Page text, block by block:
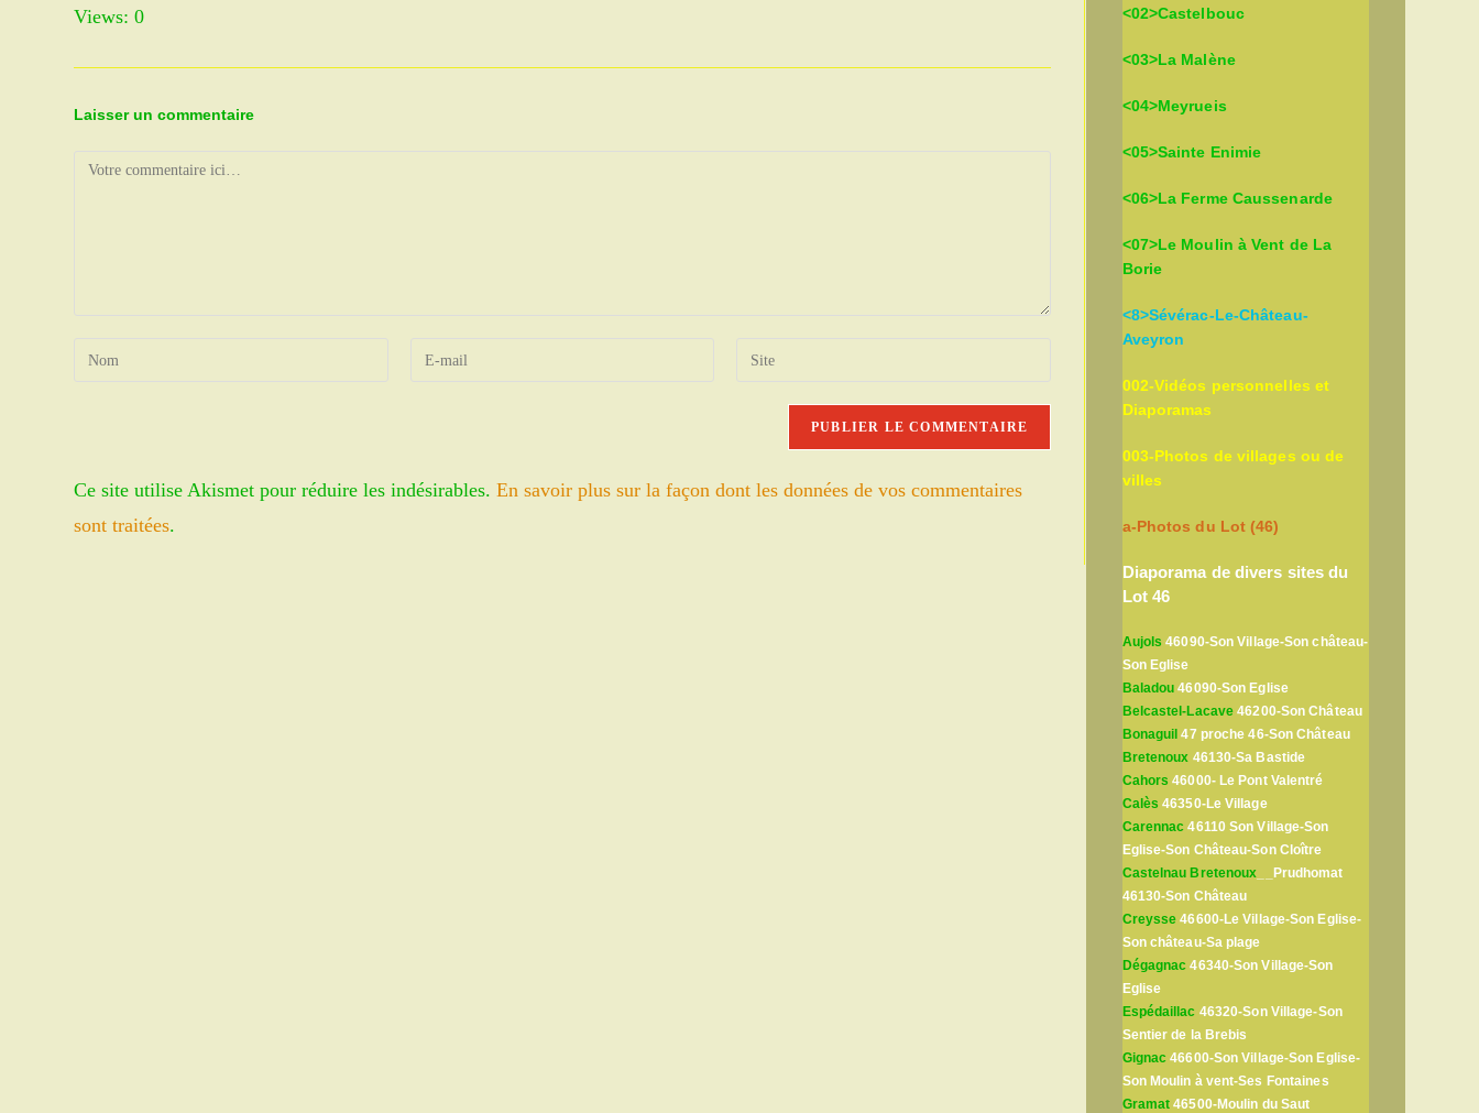
Views: 0
Laisser un commentaire
Comment
Enter
to
Enter
comment
Saisir
(facultatif)
Ce site utilise Akismet pour réduire les indésirables.En savoir plus sur la façon dont les données de vos commentaires
sont traitées.
<02>Castelbouc
<03>La Malène
<04>Meyrueis
<05>Sainte Enimie
<06>La Ferme Caussenarde
<07>Le Moulin à Vent de La
Borie
<8>Sévérac-Le-Château-
Aveyron
002-Vidéos personnelles et
Diaporamas
003-Photos de villages ou de
villes
a-Photos du Lot (46)
Diaporama de divers sites du
Lot 46
Aujols 46090-Son Village-Son château-
Son Eglise
Baladou 46090-Son Eglise
Belcastel-Lacave 46200-Son Château
Bonaguil 47 proche 46-Son Château
Bretenoux 46130-Sa Bastide
Cahors 46000- Le Pont Valentré
Calès 46350-Le Village
Carennac 46110 Son Village-Son
Eglise-Son Château-Son Cloître
Castelnau Bretenoux __Prudhomat
46130-Son Château
Creysse 46600-Le Village-Son Eglise-
Son château-Sa plage
Dégagnac 46340-Son Village-Son
Eglise
Espédaillac 46320-Son Village-Son
Sentier de la Brebis
Gignac 46600-Son Village-Son Eglise-
Son Moulin à vent-Ses Fontaines
Gramat 46500-Moulin du Saut